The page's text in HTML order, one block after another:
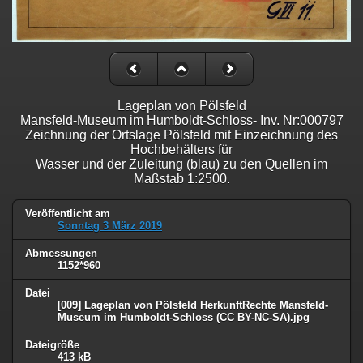
Lageplan von Pölsfeld
Mansfeld-Museum im Humboldt-Schloss- Inv. Nr:000797
Zeichnung der Ortslage Pölsfeld mit Einzeichnung des
Hochbehälters für
Wasser und der Zuleitung (blau) zu den Quellen im
Maßstab 1:2500.
Veröffentlicht am
Sonntag 3 März 2019
Abmessungen
1152*960
Datei
[009] Lageplan von Pölsfeld HerkunftRechte Mansfeld-
Museum im Humboldt-Schloss (CC BY-NC-SA).jpg
Dateigröße
413 kB